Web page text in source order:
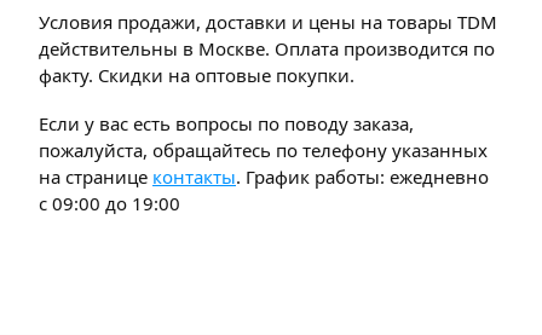
Условия продажи, доставки и цены на товары TDM
действительны в Москве. Оплата производится по
факту. Скидки на оптовые покупки.
Если у вас есть вопросы по поводу заказа,
пожалуйста, обращайтесь по телефону указанных
на странице контакты. График работы: ежедневно
с 09:00 до 19:00